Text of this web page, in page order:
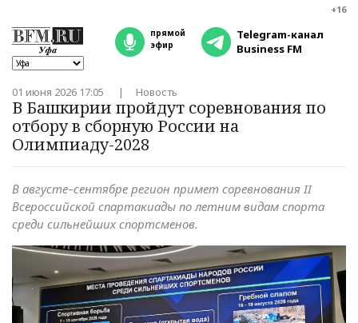
+16
прямой
эфир
Telegram-канал
Business FM
01 июня 2026 17:05 Новость
В Башкирии пройдут соревнования по
отбору в сборную России на
Олимпиаду-2028
В августе–сентябре регион примет соревнования II
Всероссийской спартакиады по летним видам спорта
среди сильнейших спортсменов.